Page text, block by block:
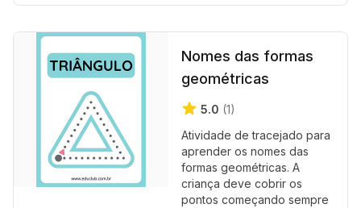
Nomes das formas
geométricas
5.0 (1)
Atividade de tracejado para
aprender os nomes das
formas geométricas. A
criança deve cobrir os
pontos começando sempre